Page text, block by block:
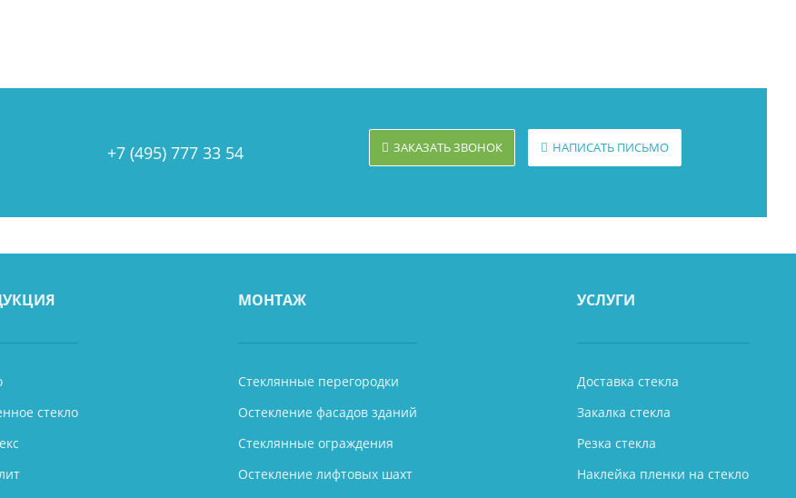
+7 (495) 777 33 54 ЗАКАЗАТЬ ЗВОНОК НАПИСАТЬ ПИСЬМО
стекло
МОНТАЖ
Стеклянные перегородки
Остекление фасадов зданий
Стеклянные ограждения
Остекление лифтовых шахт
УСЛУГИ
Доставка стекла
Закалка стекла
Резка стекла
Наклейка пленки на стекло